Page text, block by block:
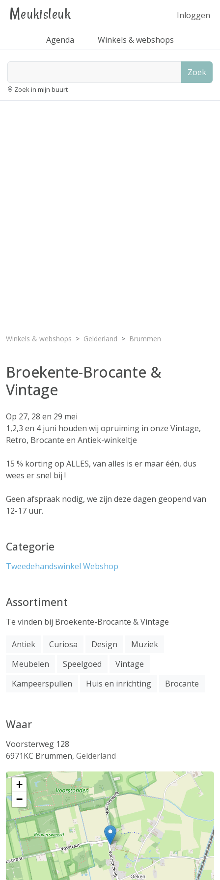
Meukisleuk Inloggen
Agenda Winkels & webshops
Zoek
Zoek in mijn buurt
Winkels & webshops Gelderland Brummen
Broekente-Brocante &
Vintage
Op 27, 28 en 29 mei
1,2,3 en 4 juni houden wij opruiming in onze Vintage,
Retro, Brocante en Antiek-winkeltje
15 % korting op ALLES, van alles is er maar één, dus
wees er snel bij !
Geen afspraak nodig, we zijn deze dagen geopend van
12-17 uur.
Categorie
Tweedehandswinkel Webshop
Assortiment
Te vinden bij Broekente-Brocante & Vintage
Antiek Curiosa Design
Muziek
Meubelen
Speelgoed
Vintage
Kampeerspullen
Huis en inrichting Brocante
Waar
Voorsterweg 128
6971KC Brummen, Gelderland
+
−